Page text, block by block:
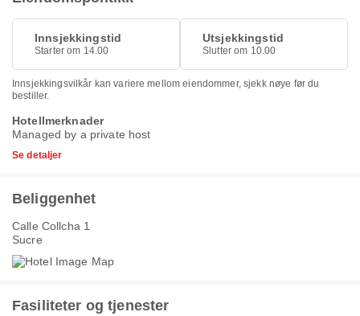
Innsjekkingstid
Starter om 14.00
Utsjekkingstid
Slutter om 10.00
Innsjekkingsvilkår kan variere mellom eiendommer, sjekk nøye før du
bestiller.
Hotellmerknader
Managed by a private host
Se detaljer
Beliggenhet
Calle Collcha 1
Sucre
Fasiliteter og tjenester